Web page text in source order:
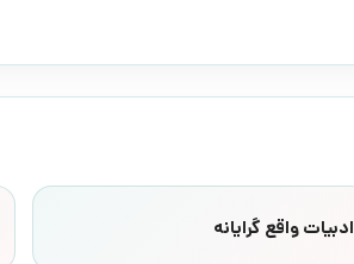
ادبیات واقع گرایانه